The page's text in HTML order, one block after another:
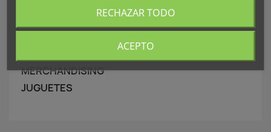
MERCHANDISING
JUGUETES
RECHAZAR TODO
ACEPTO